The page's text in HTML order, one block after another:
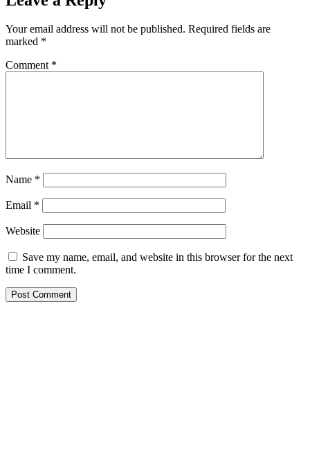
Your email address will not be published. Required fields are
marked *
Comment *
Name *
Email *
Website
Save my name, email, and website in this browser for the next
time I comment.